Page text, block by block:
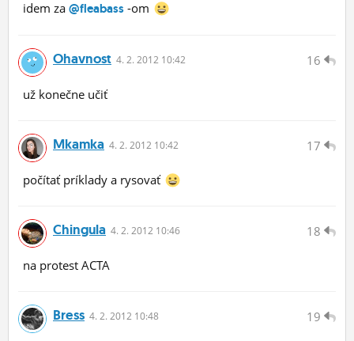
idem za @fleabass -om
16
Ohavnost 4. 2. 2012 10:42
už konečne učiť
17
Mkamka 4. 2. 2012 10:42
počítať príklady a rysovať
18
Chingula 4. 2. 2012 10:46
na protest ACTA
19
Bress 4. 2. 2012 10:48